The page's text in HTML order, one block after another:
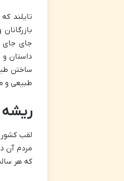
تایلند
جای جای
داستان و
ساختن
طبیعی و
ریشه
لقب کشور
مردم آن
که هر